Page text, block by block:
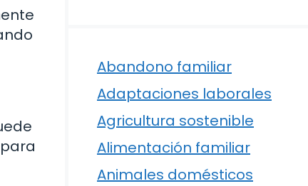
Abandono familiar
Adaptaciones laborales
Agricultura sostenible
Alimentación familiar
Animales domésticos